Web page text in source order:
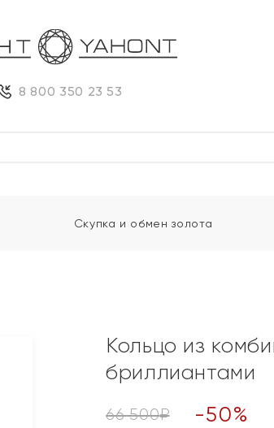
8 800 350 23 53
Скупка и обмен золота
Кольцо из
бриллиантами
66 500₽ -50%